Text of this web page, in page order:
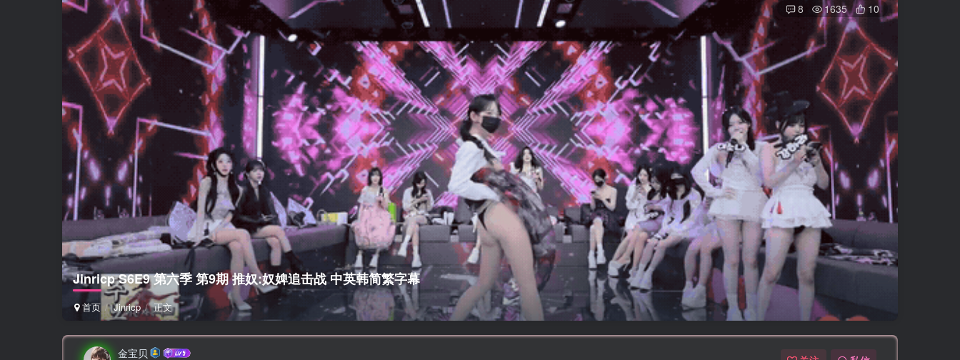
Jinricp S6E9 第六季 第9期 推奴:奴婢追击战 中英韩简繁字幕
首页 Jinricp 正文
8 1635 10
金宝贝